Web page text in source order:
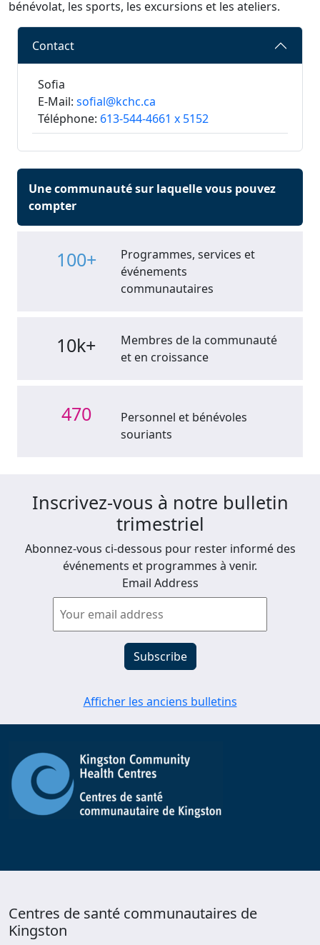
bénévolat, les sports, les excursions et les ateliers.
Contact
Sofia
E-Mail: sofial@kchc.ca
Téléphone: 613-544-4661 x 5152
Une communauté sur laquelle vous pouvez
compter
100+
Programmes, services et
événements
communautaires
10k+
Membres de la communauté
et en croissance
470
Personnel et bénévoles
souriants
Inscrivez-vous à notre bulletin
trimestriel
Abonnez-vous ci-dessous pour rester informé des
événements et programmes à venir.
Email Address
Afficher les anciens bulletins
Centres de santé communautaires de
Kingston